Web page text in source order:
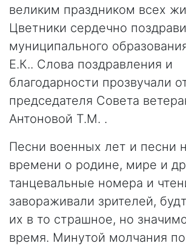
великим праздником всех
Цветники сердечно
муниципального
Е.К.. Слова поздравления и
благодарности прозвучали
председателя Совета
Антоновой Т.М. .
Песни военных лет и песни
времени о родине, мире и
танцевальные номера и
завораживали зрителей,
их в то страшное, но
время. Минутой молчания